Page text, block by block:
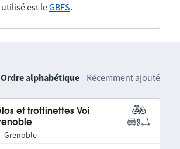
est leGBFS.
Ordre alphabétique Récemment ajouté
et trottinettes Voi
Grenoble